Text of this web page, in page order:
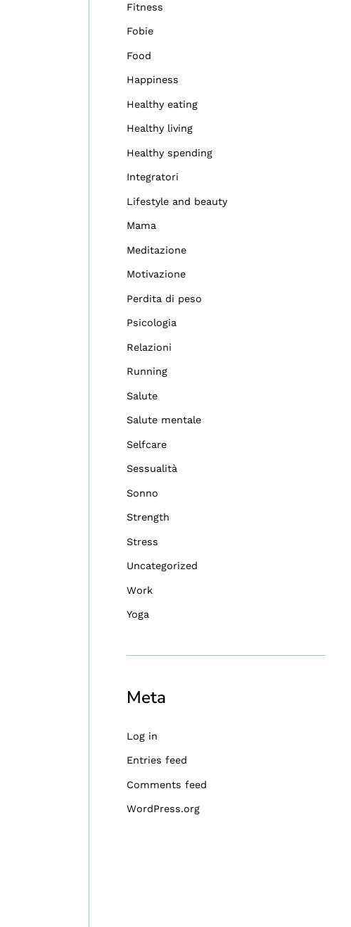
Fitness
Fobie
Food
Happiness
Healthy eating
Healthy living
Healthy spending
Integratori
Lifestyle and beauty
Mama
Meditazione
Motivazione
Perdita di peso
Psicologia
Relazioni
Running
Salute
Salute mentale
Selfcare
Sessualità
Sonno
Strength
Stress
Uncategorized
Work
Yoga
Meta
Log in
Entries feed
Comments feed
WordPress.org